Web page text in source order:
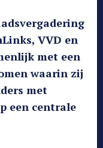
VVD en
met een
waarin zij
met
een centrale